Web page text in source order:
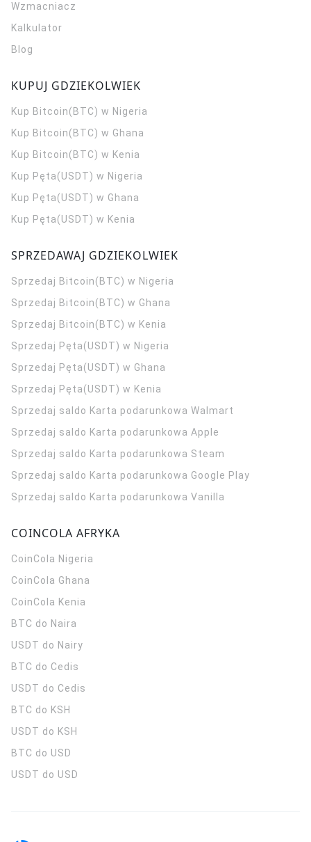
Wzmacniacz
Kalkulator
Blog
KUPUJ GDZIEKOLWIEK
Kup Bitcoin(BTC) w Nigeria
Kup Bitcoin(BTC) w Ghana
Kup Bitcoin(BTC) w Kenia
Kup Pęta(USDT) w Nigeria
Kup Pęta(USDT) w Ghana
Kup Pęta(USDT) w Kenia
SPRZEDAWAJ GDZIEKOLWIEK
Sprzedaj Bitcoin(BTC) w Nigeria
Sprzedaj Bitcoin(BTC) w Ghana
Sprzedaj Bitcoin(BTC) w Kenia
Sprzedaj Pęta(USDT) w Nigeria
Sprzedaj Pęta(USDT) w Ghana
Sprzedaj Pęta(USDT) w Kenia
Sprzedaj saldo Karta podarunkowa Walmart
Sprzedaj saldo Karta podarunkowa Apple
Sprzedaj saldo Karta podarunkowa Steam
Sprzedaj saldo Karta podarunkowa Google Play
Sprzedaj saldo Karta podarunkowa Vanilla
COINCOLA AFRYKA
CoinCola Nigeria
CoinCola Ghana
CoinCola Kenia
BTC do Naira
USDT do Nairy
BTC do Cedis
USDT do Cedis
BTC do KSH
USDT do KSH
BTC do USD
USDT do USD